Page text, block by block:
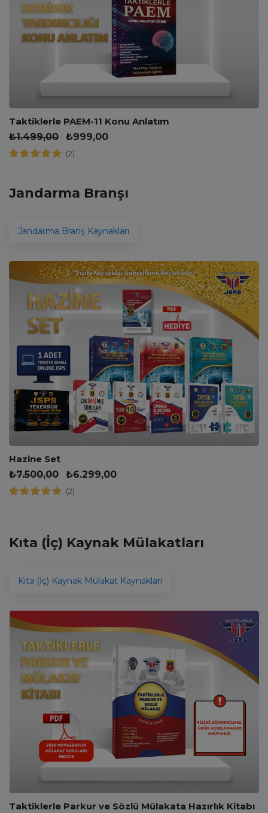
Taktiklerle PAEM-11 Konu Anlatım
₺1.499,00 ₺999,00
(2)
Jandarma Branşı
Jandarma Branş Kaynakları
Hazine Set
₺7.500,00 ₺6.299,00
(2)
Kıta (İç) Kaynak Mülakatları
Kıta (İç) Kaynak Mülakat Kaynakları
Taktiklerle Parkur ve Sözlü Mülakata Hazırlık Kitabı